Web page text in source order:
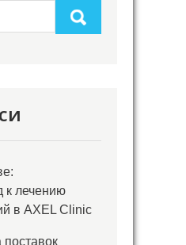
к лечению
в AXEL Clinic